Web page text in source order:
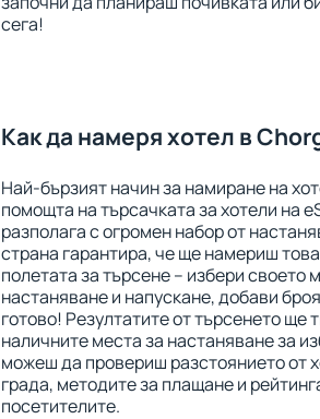
сега!
Как да намеря хотел в
Най-бързият начин за намиране на
помощта на търсачката за хотели на
разполага с огромен набор от
страна гарантира, че ще намериш
полетата за търсене – избери своето
настаняване и напускане, добави
готово! Резултатите от търсенето ще
наличните места за настаняване за
можеш да провериш разстоянието от
града, методите за плащане и
посетителите.